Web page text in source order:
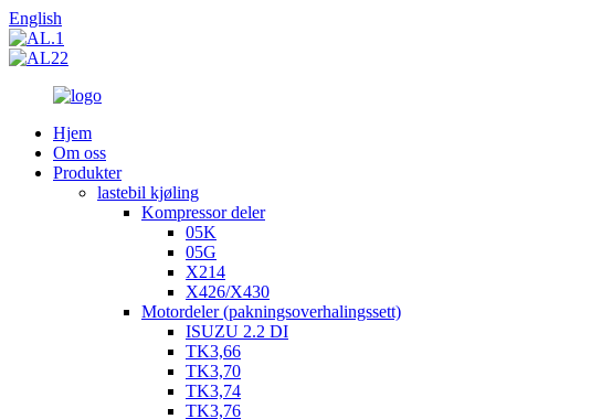
English
Hjem
Om oss
Produkter
lastebil kjøling
Kompressor deler
05K
05G
X214
X426/X430
Motordeler (pakningsoverhalingssett)
ISUZU 2.2 DI
TK3,66
TK3,70
TK3,74
TK3,76